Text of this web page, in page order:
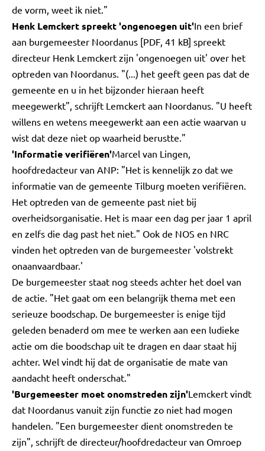
de vorm, weet ik niet."
Henk Lemckert spreekt 'ongenoegen uit'In een brief
aan burgemeester Noordanus [PDF, 41 kB] spreekt
directeur Henk Lemckert zijn 'ongenoegen uit' over het
optreden van Noordanus. "(...) het geeft geen pas dat de
gemeente en u in het bijzonder hieraan heeft
meegewerkt", schrijft Lemckert aan Noordanus. "U heeft
willens en wetens meegewerkt aan een actie waarvan u
wist dat deze niet op waarheid berustte."
'Informatie verifiëren'Marcel van Lingen,
hoofdredacteur van ANP: "Het is kennelijk zo dat we
informatie van de gemeente Tilburg moeten verifiëren.
Het optreden van de gemeente past niet bij
overheidsorganisatie. Het is maar een dag per jaar 1 april
en zelfs die dag past het niet." Ook de NOS en NRC
vinden het optreden van de burgemeester 'volstrekt
onaanvaardbaar.'
De burgemeester staat nog steeds achter het doel van
de actie. "Het gaat om een belangrijk thema met een
serieuze boodschap. De burgemeester is enige tijd
geleden benaderd om mee te werken aan een ludieke
actie om die boodschap uit te dragen en daar staat hij
achter. Wel vindt hij dat de organisatie de mate van
aandacht heeft onderschat."
'Burgemeester moet onomstreden zijn'Lemckert vindt
dat Noordanus vanuit zijn functie zo niet had mogen
handelen. "Een burgemeester dient onomstreden te
zijn", schrijft de directeur/hoofdredacteur van Omroep